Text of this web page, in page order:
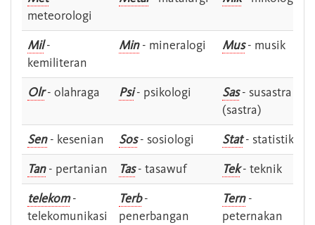
meteorologi
Mil-
kemiliteran
Min- mineralogi Mus- musik
Olr- olahraga Psi- psikologi Sas- susastra -
(sastra)
Sen- kesenian Sos- sosiologi Stat- statistik
Tan- pertanian Tas- tasawuf Tek- teknik
telekom-
telekomunikasi
Terb-
penerbangan
Tern-
peternakan